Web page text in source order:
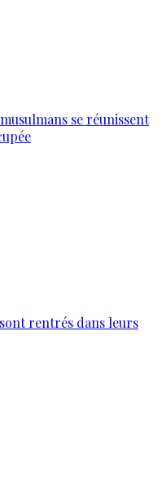
se réunissent
rentrés dans leurs